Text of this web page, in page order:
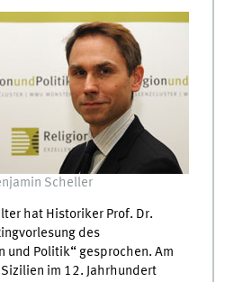
Scheller
hat Historiker Prof. Dr.
des
und Politik“ gesprochen. Am
im 12. Jahrhundert